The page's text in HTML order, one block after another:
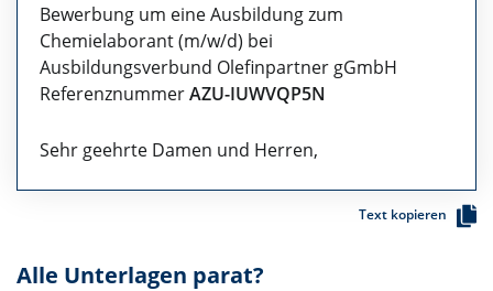
Bewerbung um eine Ausbildung zum
Chemielaborant (m/w/d) bei
Ausbildungsverbund Olefinpartner gGmbH
ReferenznummerAZU-IUWVQP5N
Sehr geehrte Damen und Herren,
Text kopieren
Alle Unterlagen parat?